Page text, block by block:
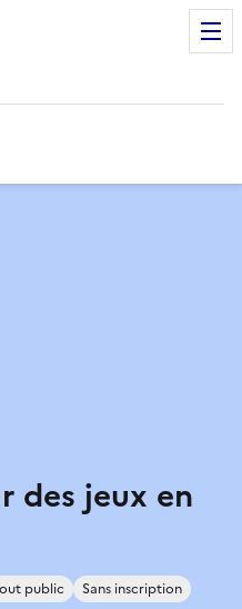
des jeux en
public Sans inscription